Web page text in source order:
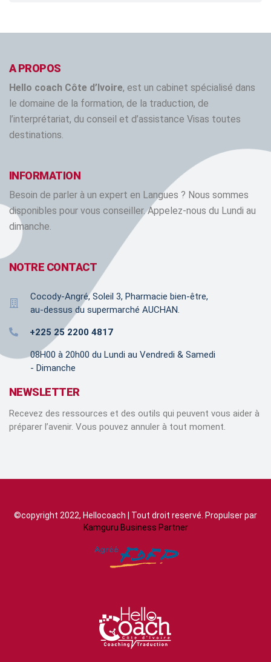
A PROPOS
Hello coach Côte d’Ivoire, est un cabinet spécialisé dans
le domaine de la formation, de la traduction, de
l’interprétariat, du conseil et d’assistance Visas toutes
destinations.
INFORMATION
Besoin de parler à un expert en Langues ? Nous sommes
disponibles pour vous conseiller. Appelez-nous du Lundi au
dimanche.
NOTRE CONTACT
Cocody-Angré, Soleil 3, Pharmacie bien-être,
au-dessus du supermarché AUCHAN.
+225 25 2200 4817
08H00 à 20h00 du Lundi au Vendredi & Samedi
- Dimanche
NEWSLETTER
Recevez des ressources et des outils qui peuvent vous aider à
préparer l’avenir. Vous pouvez annuler à tout moment.
©copyright 2022, Hellocoach | Tout droit reservé. Propulser par
Kamguru Business Partner